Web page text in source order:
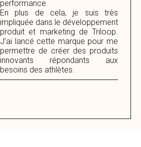
performance.
En plus de cela, je suis très
impliquée dans le développement
produit et marketing de Triloop.
J’ai lancé cette marque pour me
permettre de créer des produits
innovants répondants aux
besoins des athlètes.